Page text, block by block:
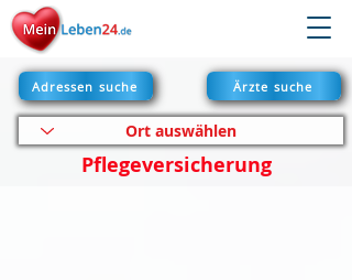
Adressen suche Ärzte suche
Pflegeversicherung